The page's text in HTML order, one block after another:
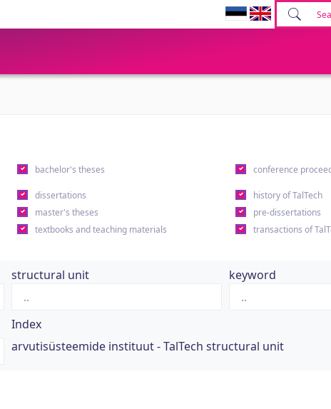
bachelor's theses conference
dissertations
history of TalTech
master's theses
pre-dissertations
textbooks and teaching materials
transactions of
structural unit keyword
Index
arvutisüsteemide instituut - TalTech structural unit